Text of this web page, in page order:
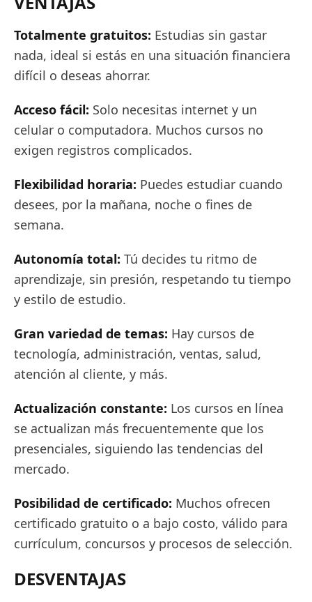
Totalmente gratuitos: Estudias sin gastar
nada, ideal si estás en una situación financiera
difícil o deseas ahorrar.
Acceso fácil: Solo necesitas internet y un
celular o computadora. Muchos cursos no
exigen registros complicados.
Flexibilidad horaria: Puedes estudiar cuando
desees, por la mañana, noche o fines de
semana.
Autonomía total: Tú decides tu ritmo de
aprendizaje, sin presión, respetando tu tiempo
y estilo de estudio.
Gran variedad de temas: Hay cursos de
tecnología, administración, ventas, salud,
atención al cliente, y más.
Actualización constante: Los cursos en línea
se actualizan más frecuentemente que los
presenciales, siguiendo las tendencias del
mercado.
Posibilidad de certificado: Muchos ofrecen
certificado gratuito o a bajo costo, válido para
currículum, concursos y procesos de selección.
DESVENTAJAS